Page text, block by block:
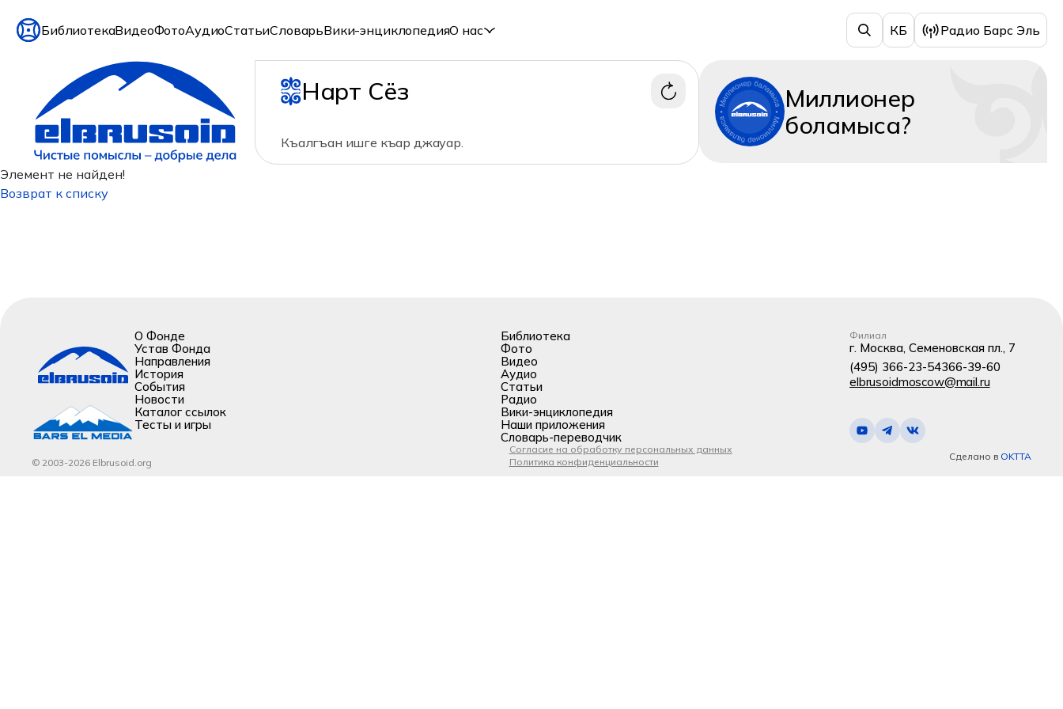
БиблиотекаВидеоФотоАудиоСтатьиСловарьВики-энциклопедияО нас КБ Радио Барс Эль
Нарт Сёз
Къалгъан ишге къар джауар.
Миллионер
боламыса?
Элемент не найден!
Возврат к списку
О Фонде
Устав Фонда
Направления
История
События
Новости
Каталог ссылок
Тесты и игры
Библиотека
Фото
Видео
Аудио
Статьи
Радио
Вики-энциклопедия
Наши приложения
Словарь-переводчик
Филиал
г. Москва, Семеновская пл., 7
(495) 366-23-54366-39-60
elbrusoidmoscow@mail.ru
© 2003-2026 Elbrusoid.org
Согласие на обработку персональных данных
Политика конфиденциальности
Сделано в OKTTA